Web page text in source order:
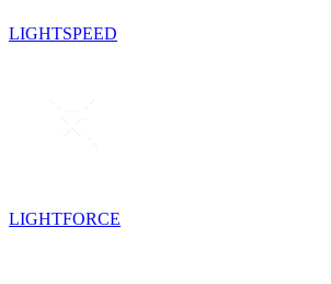
LIGHTSPEED
LIGHTFORCE